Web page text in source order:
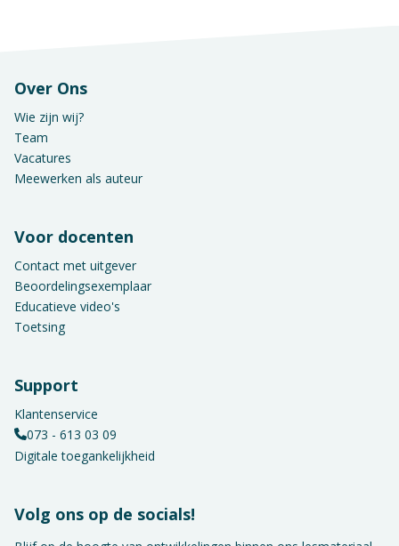
Over Ons
Wie zijn wij?
Team
Vacatures
Meewerken als auteur
Voor docenten
Contact met uitgever
Beoordelingsexemplaar
Educatieve video's
Toetsing
Support
Klantenservice
073 - 613 03 09
Digitale toegankelijkheid
Volg ons op de socials!